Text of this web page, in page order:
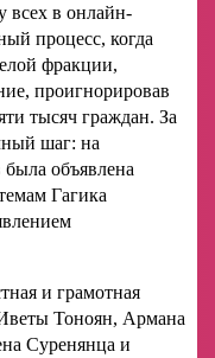
всех в онлайн-
процесс, когда
фракции,
проигнорировав
тысяч граждан. За
шаг: на
объявлена
Гагика
и грамотная
Тоноян, Армана
Суренянца и